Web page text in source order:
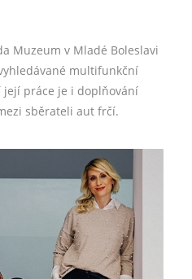
Muzeum v Mladé Boleslavi
multifunkční
práce je i doplňování
sběrateli aut frčí.